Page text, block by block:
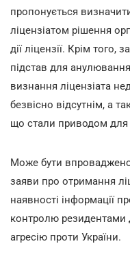
пропонується
ліцензіатом рішення
дії ліцензії. Крім
підстав для
визнання ліцензіата
безвісно відсутнім, а
що стали приводом для
Може бути
заяви про отримання
наявності інформації
контролю
агресію проти України.